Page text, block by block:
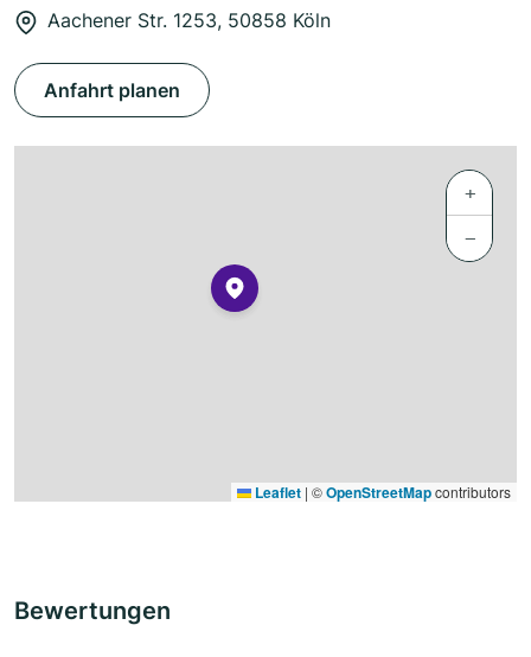
Aachener Str. 1253, 50858 Köln
Anfahrt planen
+
−
Leaflet | ©OpenStreetMapcontributors
Bewertungen